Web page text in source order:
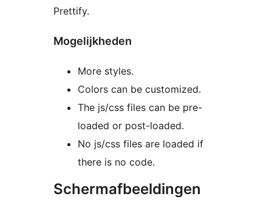
Prettify.
Mogelijkheden
More styles.
Colors can be customized.
The js/css files can be pre-
loaded or post-loaded.
No js/css files are loaded if
there is no code.
Schermafbeeldingen